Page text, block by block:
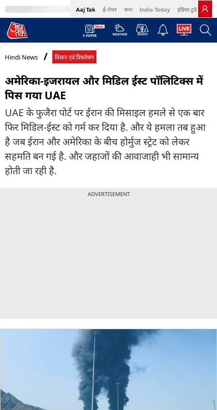
Aaj Tak ई-पेपर বাংলা India Today इंडिया टुडे हिंदी
MumbaiTak Cosmopolitan Harper's Bazaar Northeast
Hindi News विचार एवं विश्लेषण
अमेरिका-इजरायल और मिडिल ईस्ट पॉलिटिक्स में
पिस गया UAE
UAE के फुजैरा पोर्ट पर ईरान की मिसाइल हमले से एक बार
फिर मिडिल-ईस्ट को गर्म कर दिया है. और ये हमला तब हुआ
है जब ईरान और अमेरिका के बीच होर्मुज स्ट्रेट को लेकर
सहमति बन गई है. और जहाजों की आवाजाही भी सामान्य
होती जा रही है.
ADVERTISEMENT